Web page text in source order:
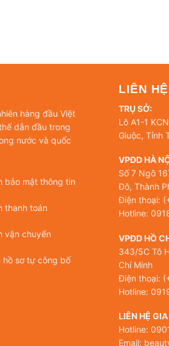
hàng đầu Việt
dẫn đầu trong
nước và quốc
bảo mật thông tin
thanh toán
vận chuyển
hồ sơ tự công bố
LIÊN HỆ
TRỤ SỞ:
Lô A1-1
Giuộc, Tỉnh
VPĐD HÀ
Số 7 Ngõ
Đô, Thành
Điện thoại:
Hotline:
VPĐD HỒ
343/5C Tô
Chí Minh
Điện thoại:
Hotline:
LIÊN HỆ
Hotline:
Email: